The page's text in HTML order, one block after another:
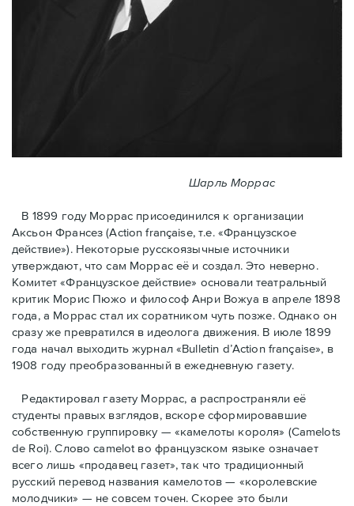
Шарль Моррас
В 1899 году Моррас присоединился к организации
Аксьон Франсез (Action française, т.е. «Французское
действие»). Некоторые русскоязычные источники
утверждают, что сам Моррас её и создал. Это неверно.
Комитет «Французское действие» основали театральный
критик Морис Пюжо и философ Анри Вожуа в апреле 1898
года, а Моррас стал их соратником чуть позже. Однако он
сразу же превратился в идеолога движения. В июле 1899
года начал выходить журнал «Bulletin d’Action française», в
1908 году преобразованный в ежедневную газету.
Редактировал газету Моррас, а распространяли её
студенты правых взглядов, вскоре сформировавшие
собственную группировку — «камелоты короля» (Camelots
de Roi). Слово camelot во французском языке означает
всего лишь «продавец газет», так что традиционный
русский перевод названия камелотов — «королевские
молодчики» — не совсем точен. Скорее это были